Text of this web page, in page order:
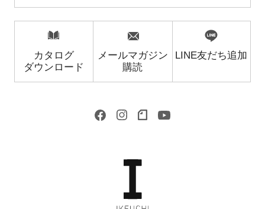
カタログ
ダウンロード
メールマガジン
購読
LINE友だち追加